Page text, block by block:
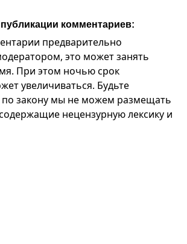
комментариев:
предварительно
это может занять
При этом ночью срок
увеличиваться. Будьте
закону мы не можем размещать
нецензурную лексику и